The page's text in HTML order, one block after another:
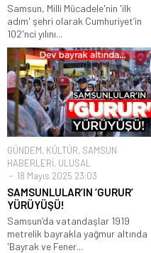
Samsun, Milli Mücadele'nin 'ilk
adım' şehri olarak Cumhuriyet’in
102'nci yılını...
GÜNDEM, KÜLTÜR, SAMSUN
HABERLERİ, ULUSAL
18 Mayıs 2025 23:03
SAMSUNLULAR’IN ‘GURUR’
YÜRÜYÜŞÜ!
Samsun’da vatandaşlar 1919
metrelik bayrakla yağmur altında
'Bayrak ve Fener...